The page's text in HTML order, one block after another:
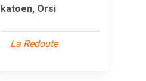
katoen, Orsi
La Redoute